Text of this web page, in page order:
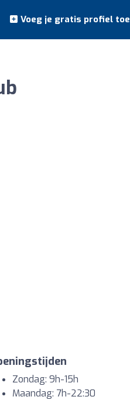
Voeg je gratis profiel toe
Zondag: 9h-15h
Maandag: 7h-22:30